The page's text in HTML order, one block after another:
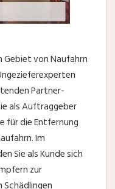
Gebiet von Naufahrn
Partner-
als Auftraggeber
für die Entfernung
Im
Sie als Kunde sich
zur